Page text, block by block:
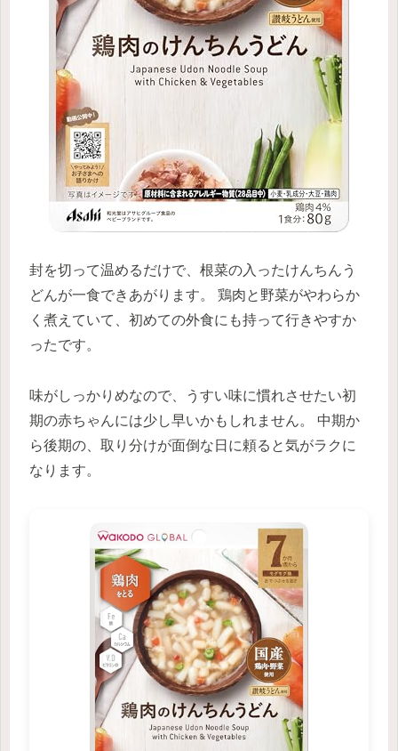
封を切って温めるだけで、根菜の入ったけんちんう
どんが一食できあがります。 鶏肉と野菜がやわらか
く煮えていて、初めての外食にも持って行きやすか
ったです。
味がしっかりめなので、うすい味に慣れさせたい初
期の赤ちゃんには少し早いかもしれません。 中期か
ら後期の、取り分けが面倒な日に頼ると気がラクに
なります。